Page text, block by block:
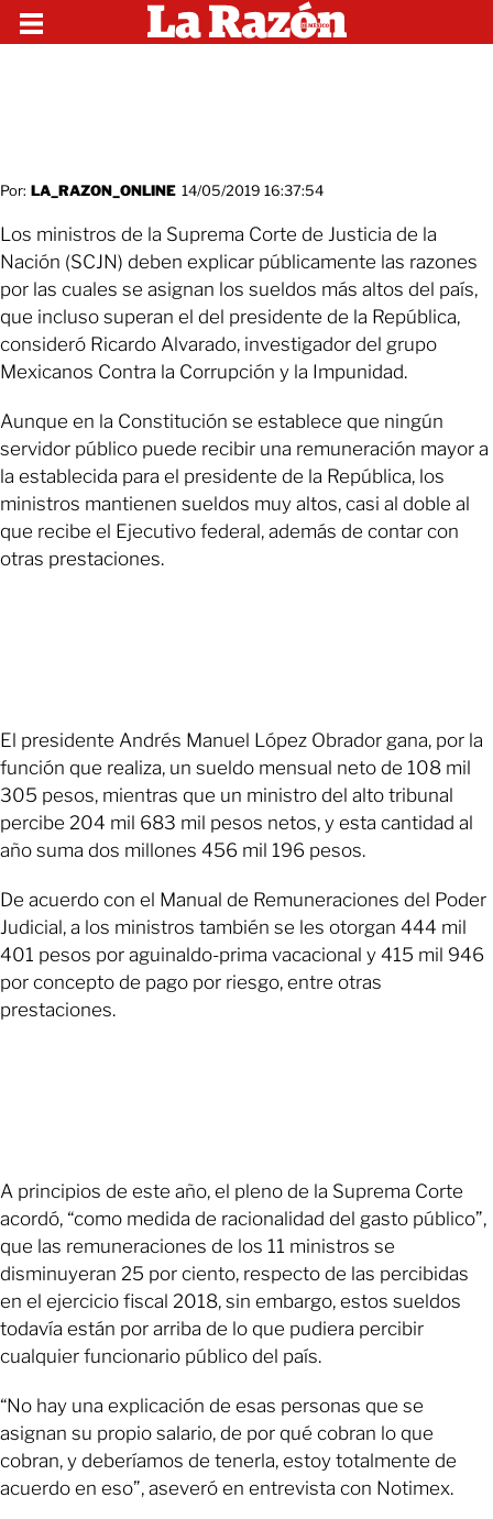
Por: LA_RAZON_ONLINE 14/05/2019 16:37:54
Los ministros de la Suprema Corte de Justicia de la
Nación (SCJN) deben explicar públicamente las razones
por las cuales se asignan los sueldos más altos del país,
que incluso superan el del presidente de la República,
consideró Ricardo Alvarado, investigador del grupo
Mexicanos Contra la Corrupción y la Impunidad.
Aunque en la Constitución se establece que ningún
servidor público puede recibir una remuneración mayor a
la establecida para el presidente de la República, los
ministros mantienen sueldos muy altos, casi al doble al
que recibe el Ejecutivo federal, además de contar con
otras prestaciones.
El presidente Andrés Manuel López Obrador gana, por la
función que realiza, un sueldo mensual neto de 108 mil
305 pesos, mientras que un ministro del alto tribunal
percibe 204 mil 683 mil pesos netos, y esta cantidad al
año suma dos millones 456 mil 196 pesos.
De acuerdo con el Manual de Remuneraciones del Poder
Judicial, a los ministros también se les otorgan 444 mil
401 pesos por aguinaldo-prima vacacional y 415 mil 946
por concepto de pago por riesgo, entre otras
prestaciones.
A principios de este año, el pleno de la Suprema Corte
acordó, “como medida de racionalidad del gasto público”,
que las remuneraciones de los 11 ministros se
disminuyeran 25 por ciento, respecto de las percibidas
en el ejercicio fiscal 2018, sin embargo, estos sueldos
todavía están por arriba de lo que pudiera percibir
cualquier funcionario público del país.
“No hay una explicación de esas personas que se
asignan su propio salario, de por qué cobran lo que
cobran, y deberíamos de tenerla, estoy totalmente de
acuerdo en eso”, aseveró en entrevista con Notimex.